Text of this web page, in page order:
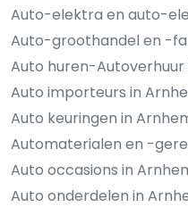
Auto-elektra en auto-
Auto-groothandel en -
Auto huren-Autoverhuur
Auto importeurs in
Auto keuringen in
Automaterialen en -
Auto occasions in
Auto onderdelen in